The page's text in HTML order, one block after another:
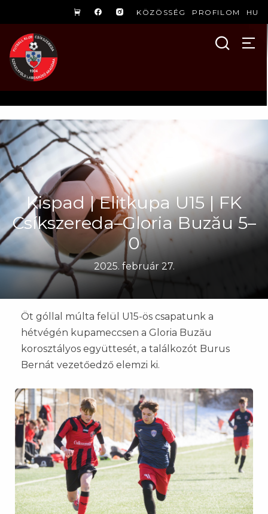
KÖZÖSSÉG PROFILOM HU
Kispad | Elitkupa U15 | FK
Csíkszereda–Gloria Buzău 5–
0
2025. február 27.
Öt góllal múlta felül U15-ös csapatunk a
hétvégén kupameccsen a Gloria Buzău
korosztályos együttesét, a találkozót Burus
Bernát vezetőedző elemzi ki.